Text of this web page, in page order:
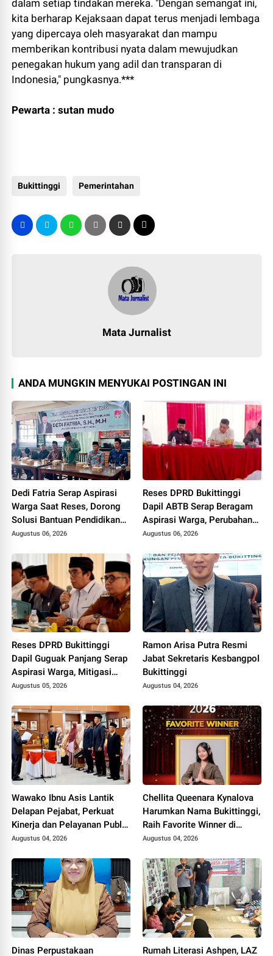
dalam setiap tindakan mereka. "Dengan semangat ini,
kita berharap Kejaksaan dapat terus menjadi lembaga
yang dipercaya oleh masyarakat dan mampu
memberikan kontribusi nyata dalam mewujudkan
penegakan hukum yang adil dan transparan di
Indonesia," pungkasnya.***
Pewarta : sutan mudo
Bukittinggi Pemerintahan
Mata Jurnalist
ANDA MUNGKIN MENYUKAI POSTINGAN INI
Dedi Fatria Serap Aspirasi
Warga Saat Reses, Dorong
Solusi Bantuan Pendidikan
Mahasiswa Melalui Baznas
Augustus 06, 2026
Reses DPRD Bukittinggi
Dapil ABTB Serap Beragam
Aspirasi Warga, Perubahan
Desil hingga Pembangunan
Augustus 06, 2026
Reses DPRD Bukittinggi
Dapil Guguak Panjang Serap
Aspirasi Warga, Mitigasi
Bencana Jadi Sorotan Utama
Augustus 05, 2026
Ramon Arisa Putra Resmi
Jabat Sekretaris Kesbangpol
Bukittinggi
Augustus 04, 2026
Wawako Ibnu Asis Lantik
Delapan Pejabat, Perkuat
Kinerja dan Pelayanan Publik
Pemko Bukittinggi
Augustus 04, 2026
Chellita Queenara Kynalova
Harumkan Nama Bukittinggi,
Raih Favorite Winner di
Ajang General Manager for a
Augustus 04, 2026
Dinas Perpustakaan Rumah Literasi Ashpen, LAZ